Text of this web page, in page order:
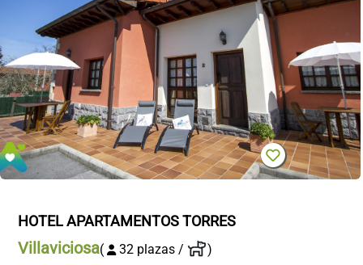
HOTEL APARTAMENTOS TORRES
Villaviciosa( 32 plazas / )